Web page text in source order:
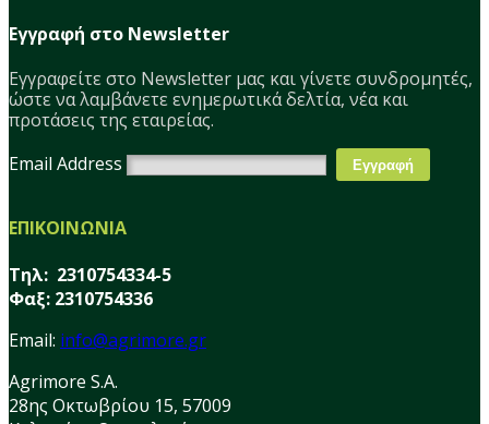
Εγγραφή στο Newsletter
Εγγραφείτε στο Νewsletter μας και γίνετε συνδρομητές,
ώστε να λαμβάνετε ενημερωτικά δελτία, νέα και
προτάσεις της εταιρείας.
Email Address
ΕΠΙΚΟΙΝΩΝΙΑ
Τηλ: 2310754334-5
Φαξ: 2310754336
Email: info@agrimore.gr
Agrimore S.A.
28ης Οκτωβρίου 15, 57009